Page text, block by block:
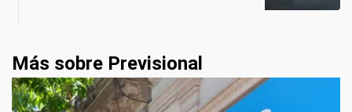
Más sobre Previsional